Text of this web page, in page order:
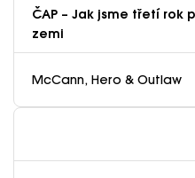
ČAP – Jak jsme třetí rok
zemi
McCann, Hero & Outlaw